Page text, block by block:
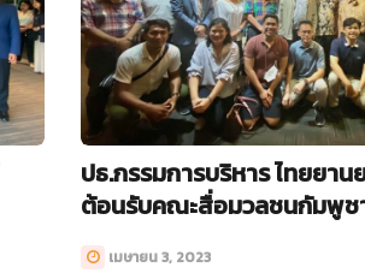
ปธ.กรรมการบริหาร ไทยยาน
ต้อนรับคณะสื่อมวลชนกัมพูช
เมษายน 3, 2023